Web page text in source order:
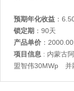
预期年化收益 ：
锁定期 ：90天
产品单价 ：
项目信息 : 内蒙古
盟智伟30MWp 并